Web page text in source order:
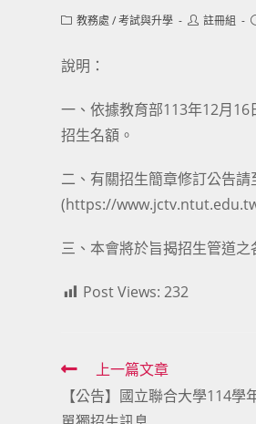
Post教務處 /考試與升學
Post註冊組
說明：
一、依據教育部113年12月
招生名額。
二、有關招生簡章修訂公告
(https://
三、本會將於旨揭招生管道
Post Views: 232
Read
more
上一篇文章
【公告】國立聯合大學114